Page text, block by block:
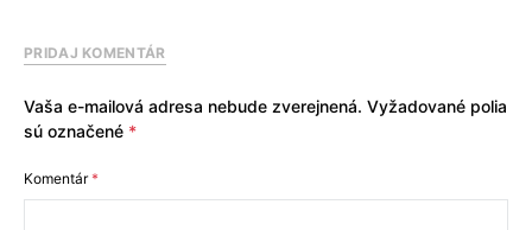
PRIDAJ KOMENTÁR
Vaša e-mailová adresa nebude zverejnená. Vyžadované polia
sú označené *
Komentár*